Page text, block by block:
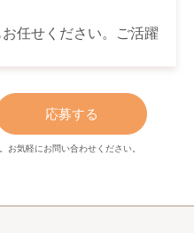
任せください。ご活躍
応募する
気軽にお問い合わせください。